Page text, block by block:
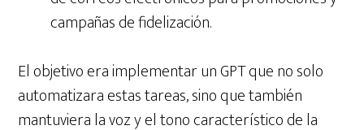
campañas de fidelización.
El objetivo era implementar un GPT que no solo
automatizara estas tareas, sino que también
mantuviera la voz y el tono característico de la